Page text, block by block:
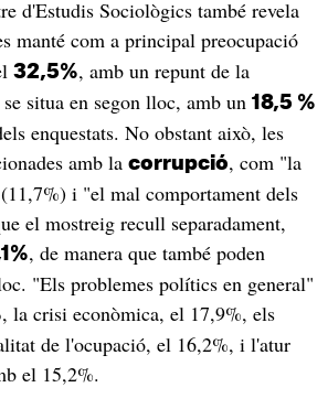
d'Estudis Sociològics també revela
manté com a principal preocupació
32,5%, amb un repunt de la
situa en segon lloc, amb un 18,5 %
enquestats. No obstant això, les
amb la corrupció, com "la
i "el mal comportament dels
el mostreig recull separadament,
, de manera que també poden
"Els problemes polítics en general"
, la crisi econòmica, el 17,9%, els
de l'ocupació, el 16,2%, i l'atur
el 15,2%.